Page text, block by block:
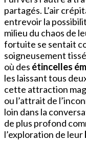
partagés. L’air
entrevoir la
milieu du chaos de
fortuite se sentait
soigneusement
où des étincelles
les laissant tous
cette attraction
ou l’attrait de
loin dans la
de plus profond
l’exploration de leur